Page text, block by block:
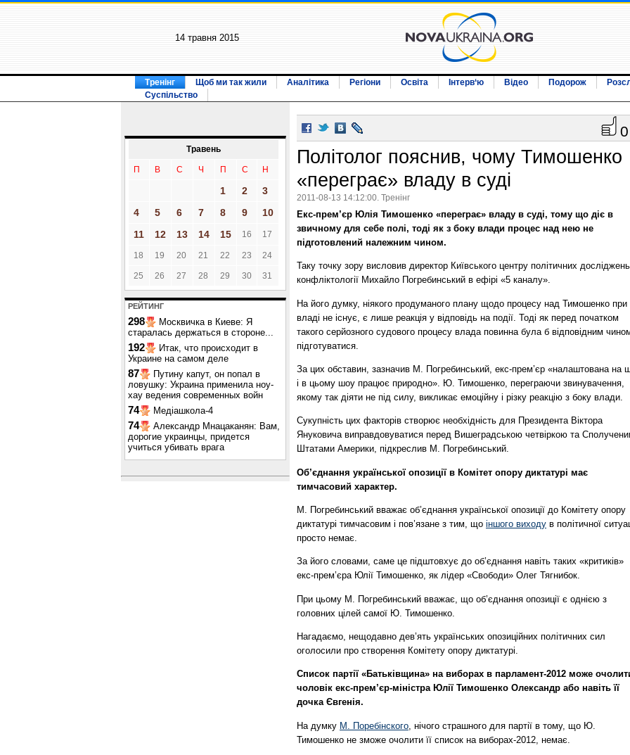
14 травня 2015
Тренінг Щоб ми так жили Аналітика Регіони Освіта Інтерв‘ю Відео Подорож
Суспільство
Травень
П В С Ч П С Н
1 2
3
4
5 6 7 8 9
10
11
12 13 14 15 16 17
18 19 20 21 22 23 24
25 26 27 28 29 30 31
РЕЙТИНГ
298
Москвичка в Киеве: Я
старалась держаться в стороне...
192
Итак, что происходит в
Украине на самом деле
87
Путину капут, он попал в
ловушку: Украина применила ноу-
хау ведения современных войн
74 Медіашкола-4
74
Александр Мнацаканян: Вам,
дорогие украинцы, придется
учиться убивать врага
0
Політолог пояснив, чому Тимошенко
«переграє» владу в суді
2011-08-13 14:12:00. Тренінг
Екс-прем’єр Юлія Тимошенко «переграє» владу в суді, тому що діє в
звичному для себе полі, тоді як з боку влади процес над нею не
підготовлений належним чином.
Таку точку зору висловив директор Київського центру політичних досліджень
конфліктології Михайло Погребинський в ефірі «5 каналу».
На його думку, ніякого продуманого плану щодо процесу над Тимошенко при
владі не існує, є лише реакція у відповідь на події. Тоді як перед початком
такого серйозного судового процесу влада повинна була б відповідним
підготуватися.
За цих обставин, зазначив М. Погребинський, екс-прем’єр «налаштована на
і в цьому шоу працює природно». Ю. Тимошенко, переграючи звинувачення,
якому так діяти не під силу, викликає емоційну і різку реакцію з боку влади.
Сукупність цих факторів створює необхідність для Президента Віктора
Януковича виправдовуватися перед Вишеградською четвіркою та
Штатами Америки, підкреслив М. Погребинський.
Об’єднання української опозиції в Комітет опору диктатурі має
тимчасовий характер.
М. Погребинський вважає об’єднання української опозиції до Комітету опору
диктатурі тимчасовим і пов’язане з тим, що іншого виходу в політичної
просто немає.
За його словами, саме це підштовхує до об’єднання навіть таких «критиків»
екс-прем’єра Юлії Тимошенко, як лідер «Свободи» Олег Тягнибок.
При цьому М. Погребинський вважає, що об’єднання опозиції є однією з
головних цілей самої Ю. Тимошенко.
Нагадаємо, нещодавно дев’ять українських опозиційних політичних сил
оголосили про створення Комітету опору диктатурі.
Список партії «Батьківщина» на виборах в парламент-2012 може
чоловік екс-прем’єр-міністра Юлії Тимошенко Олександр або навіть її
дочка Євгенія.
На думку М. Поребінского , нічого страшного для партії в тому, що Ю.
Тимошенко не зможе очолити її список на виборах-2012, немає.